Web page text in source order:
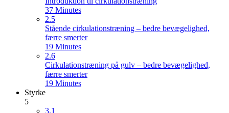
37 Minutes
2.5
Stående cirkulationstræning – bedre bevægelighed,
færre smerter
19 Minutes
2.6
Cirkulationstræning på gulv – bedre bevægelighed,
færre smerter
19 Minutes
Styrke
5
3.1